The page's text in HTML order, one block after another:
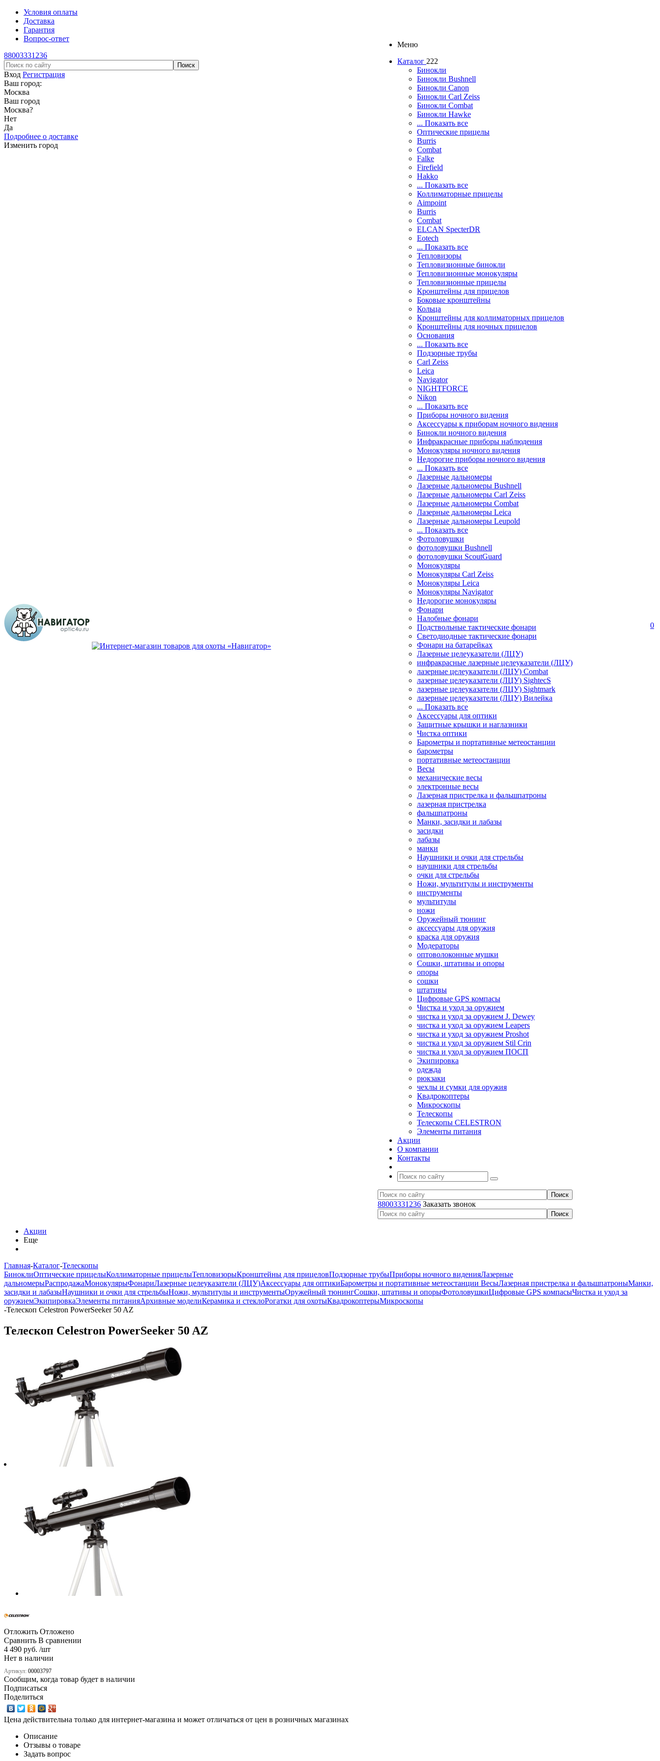
Условия оплаты
Доставка
Гарантия
Вопрос-ответ
88003331236
Вход Регистрация
Ваш город:
Москва
Ваш город
Москва?
Нет
Да
Подробнее о доставке
Изменить город
Меню
Каталог 222
Бинокли
Бинокли Bushnell
Бинокли Canon
Бинокли Carl Zeiss
Бинокли Combat
Бинокли Hawke
... Показать все
Оптические прицелы
Burris
Combat
Falke
Firefield
Hakko
... Показать все
Коллиматорные прицелы
Aimpoint
Burris
Combat
ELCAN SpecterDR
Eotech
... Показать все
Тепловизоры
Тепловизионные бинокли
Тепловизионные монокуляры
Тепловизионные прицелы
Кронштейны для прицелов
Боковые кронштейны
Кольца
Кронштейны для коллиматорных прицелов
Кронштейны для ночных прицелов
Основания
... Показать все
Подзорные трубы
Carl Zeiss
Leica
Navigator
NIGHTFORCE
Nikon
... Показать все
Приборы ночного видения
Аксессуары к приборам ночного видения
Бинокли ночного видения
Инфракрасные приборы наблюдения
Монокуляры ночного видения
Недорогие приборы ночного видения
... Показать все
Лазерные дальномеры
Лазерные дальномеры Bushnell
Лазерные дальномеры Carl Zeiss
Лазерные дальномеры Combat
Лазерные дальномеры Leica
Лазерные дальномеры Leupold
... Показать все
Фотоловушки
фотоловушки Bushnell
фотоловушки ScoutGuard
Монокуляры
Монокуляры Carl Zeiss
Монокуляры Leica
Монокуляры Navigator
Недорогие монокуляры
Фонари
Налобные фонари
Подствольные тактические фонари
Светодиодные тактические фонари
Фонари на батарейках
Лазерные целеуказатели (ЛЦУ)
инфракрасные лазерные целеуказатели (ЛЦУ)
лазерные целеуказатели (ЛЦУ) Combat
лазерные целеуказатели (ЛЦУ) SightecS
лазерные целеуказатели (ЛЦУ) Sightmark
лазерные целеуказатели (ЛЦУ) Вилейка
... Показать все
Аксессуары для оптики
Защитные крышки и наглазники
Чистка оптики
Барометры и портативные метеостанции
барометры
портативные метеостанции
Весы
механические весы
электронные весы
Лазерная пристрелка и фальшпатроны
лазерная пристрелка
фальшпатроны
Манки, засидки и лабазы
засидки
лабазы
манки
Наушники и очки для стрельбы
наушники для стрельбы
очки для стрельбы
Ножи, мультитулы и инструменты
инструменты
мультитулы
ножи
Оружейный тюнинг
аксессуары для оружия
краска для оружия
Модераторы
оптоволоконные мушки
Сошки, штативы и опоры
опоры
сошки
штативы
Цифровые GPS компасы
Чистка и уход за оружием
чистка и уход за оружием J. Dewey
чистка и уход за оружием Leapers
чистка и уход за оружием Proshot
чистка и уход за оружием Stil Crin
чистка и уход за оружием ПОСП
Экипировка
одежда
рюкзаки
чехлы и сумки для оружия
Квадрокоптеры
Микроскопы
Телескопы
Телескопы CELESTRON
Элементы питания
Акции
О компании
Контакты
88003331236 Заказать звонок
0
Акции
Еще
Главная-Каталог-Телескопы
БиноклиОптические прицелыКоллиматорные прицелыТепловизорыКронштейны для прицеловПодзорные трубыПриборы ночного виденияЛазерные
дальномерыРаспродажаМонокулярыФонариЛазерные целеуказатели (ЛЦУ)Аксессуары для оптикиБарометры и портативные метеостанции ВесыЛазерная пристрелка и фальшпатроныМанки,
засидки и лабазыНаушники и очки для стрельбыНожи, мультитулы и инструментыОружейный тюнингСошки, штативы и опорыФотоловушкиЦифровые GPS компасыЧистка и уход за
оружиемЭкипировкаЭлементы питанияАрхивные моделиКерамика и стеклоРогатки для охотыКвадрокоптерыМикроскопы
-Телескоп Celestron PowerSeeker 50 AZ
Телескоп Celestron PowerSeeker 50 AZ
Отложить Отложено
Сравнить В сравнении
4 490 руб. /шт
Нет в наличии
Артикул: 00003797
Сообщим, когда товар будет в наличии
Подписаться
Поделиться
Цена действительна только для интернет-магазина и может отличаться от цен в розничных магазинах
Описание
Отзывы о товаре
Задать вопрос